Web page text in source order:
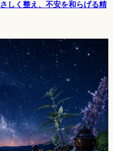
しく整え、不安を和らげる精